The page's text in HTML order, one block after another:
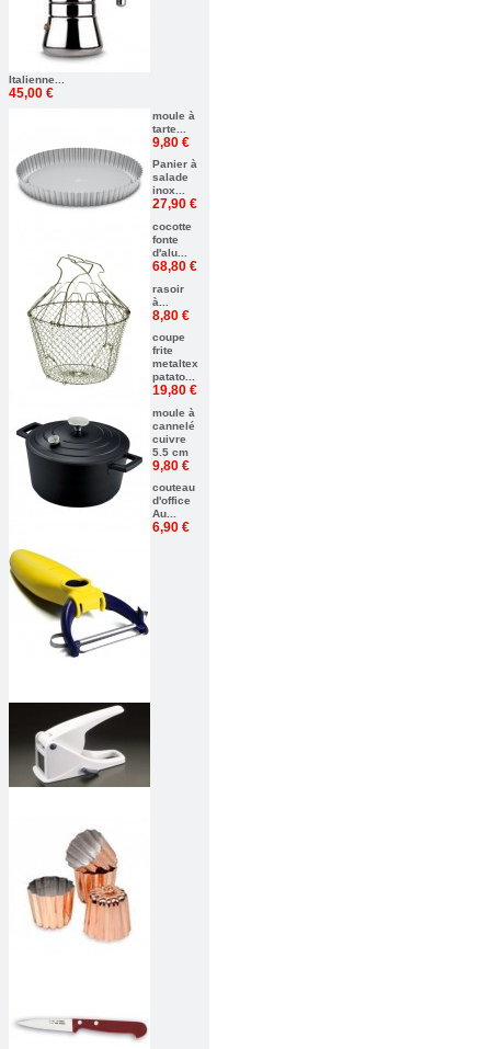
Italienne...
45,00 €
moule à
tarte...
9,80 €
Panier à
salade
inox...
27,90 €
cocotte
fonte
d'alu...
68,80 €
rasoir
à...
8,80 €
coupe
frite
metaltex
patato...
19,80 €
moule à
cannelé
cuivre
5.5 cm
9,80 €
couteau
d'office
Au...
6,90 €